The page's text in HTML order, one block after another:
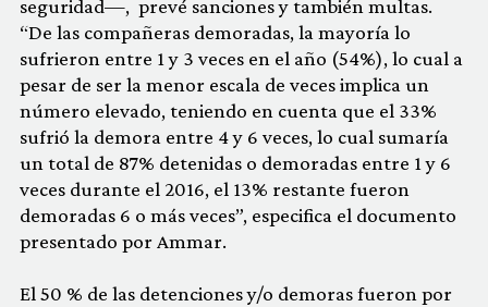
seguridad—, prevé sanciones y también multas.
“De las compañeras demoradas, la mayoría lo
sufrieron entre 1 y 3 veces en el año (54%), lo cual a
pesar de ser la menor escala de veces implica un
número elevado, teniendo en cuenta que el 33%
sufrió la demora entre 4 y 6 veces, lo cual sumaría
un total de 87% detenidas o demoradas entre 1 y 6
veces durante el 2016, el 13% restante fueron
demoradas 6 o más veces”, especifica el documento
presentado por Ammar.
El 50 % de las detenciones y/o demoras fueron por